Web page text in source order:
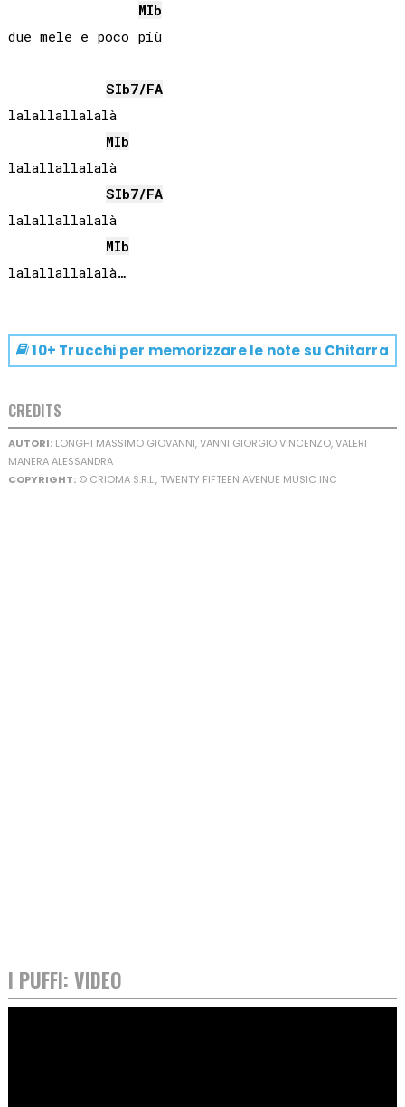
MIb
SIb7/FA
lalallallalalà
MIb
lalallallalalà
SIb7/FA
lalallallalalà
MIb
lalallallalalà…
10+ Trucchi per memorizzare le note su Chitarra
CREDITS
AUTORI:LONGHI MASSIMO GIOVANNI, VANNI GIORGIO VINCENZO, VALERI
MANERA ALESSANDRA
COPYRIGHT:© CRIOMA S.R.L., TWENTY FIFTEEN AVENUE MUSIC INC
I PUFFI: VIDEO